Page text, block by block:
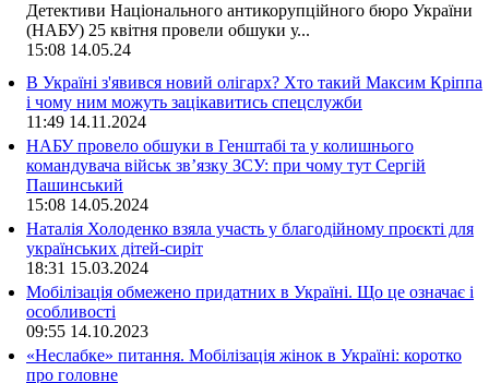
Детективи Національного антикорупційного бюро України
(НАБУ) 25 квітня провели обшуки у...
15:08 14.05.24
В Україні з'явився новий олігарх? Хто такий Максим Кріппа
і чому ним можуть зацікавитись спецслужби
11:49 14.11.2024
НАБУ провело обшуки в Генштабі та у колишнього
командувача військ зв’язку ЗСУ: при чому тут Сергій
Пашинський
15:08 14.05.2024
Наталія Холоденко взяла участь у благодійному проєкті для
українських дітей-сиріт
18:31 15.03.2024
Мобілізація обмежено придатних в Україні. Що це означає і
особливості
09:55 14.10.2023
«Неслабке» питання. Мобілізація жінок в Україні: коротко
про головне